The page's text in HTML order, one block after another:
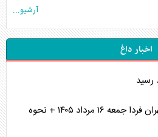
آرشیو...
اخبار داغ
جدول قطعی برق استان تهران فردا جمعه ۱۶ مرداد ۱۴۰۵ + نحوه